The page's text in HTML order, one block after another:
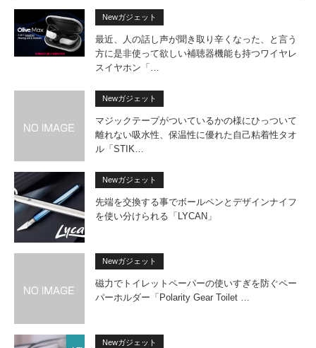
Newガジェット
最近、人の話し声が聞き取り辛くなった、と言う
方に是非使って欲しい補聴器機能も持つワイヤレ
スイヤホン「…
Newガジェット
マジックテープがついているかの様にひっついて
離れない吸水性、保温性に優れた自己粘着性タオ
ル「STIK…
Newガジェット
先端を交換する事でボールペンとデザインナイフ
を使い分けられる「LYCAN」
Newガジェット
磁力でトイレットペーパーの使いすぎを防ぐペー
パーホルダー「Polarity Gear Toilet …
Newガジェット